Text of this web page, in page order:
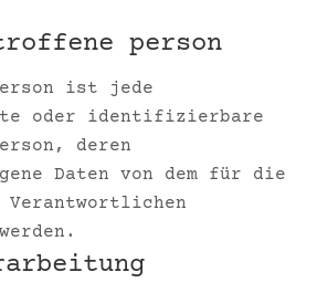
person
ist jede
oder identifizierbare
deren
Daten von dem für die
Verantwortlichen